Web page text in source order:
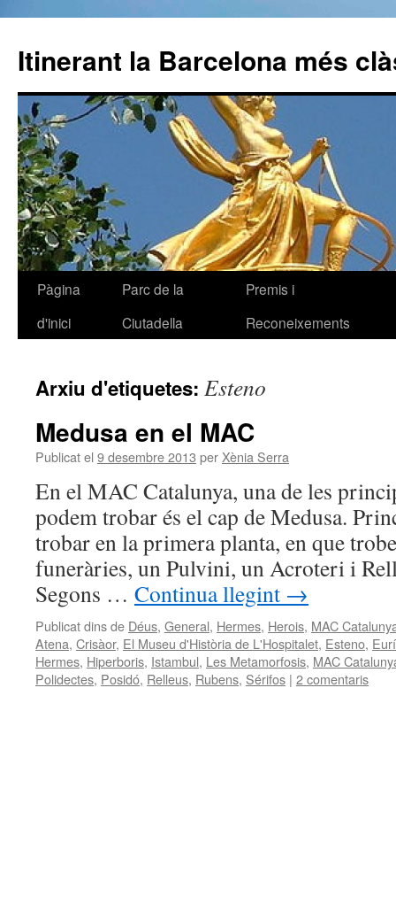
Itinerant la Barcelona més
Vés
Pàgina
d'inici
Parc de la
Ciutadella
Premis i
Reconeixements
Arxiu d'etiquetes: Esteno
Medusa en el MAC
Publicat el 9 desembre 2013 per Xènia Serra
En el MAC Catalunya, una de les
podem trobar és el cap de Medusa.
trobar en la primera planta, en que
funeràries, un Pulvini, un Acroteri i
Segons … Continua llegint →
Publicat dins de Déus, General, Hermes, Herois, MAC
Atena, Crisàor, El Museu d'Història de L'Hospitalet, Esteno,
Hermes, Hiperboris, Istambul, Les Metamorfosis, MAC
Polidectes, Posidó, Relleus, Rubens, Sérifos | 2 comentaris